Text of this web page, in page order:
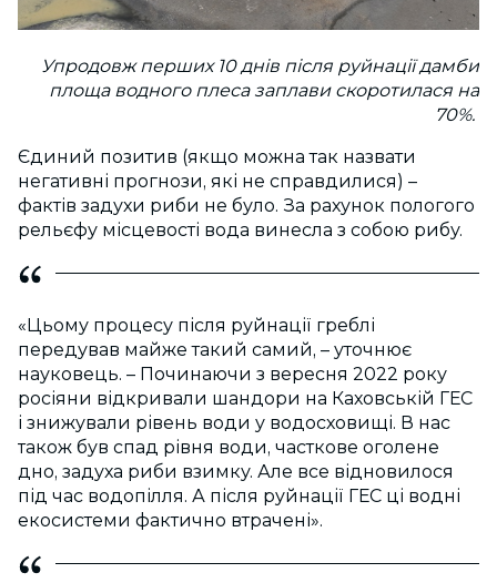
Упродовж перших 10 днів після руйнації дамби
площа водного плеса заплави скоротилася на
70%.
Єдиний позитив (якщо можна так назвати
негативні прогнози, які не справдилися) –
фактів задухи риби не було. За рахунок пологого
рельєфу місцевості вода винесла з собою рибу.
«Цьому процесу після руйнації греблі
передував майже такий самий, – уточнює
науковець. – Починаючи з вересня 2022 року
росіяни відкривали шандори на Каховській ГЕС
і знижували рівень води у водосховищі. В нас
також був спад рівня води, часткове оголене
дно, задуха риби взимку. Але все відновилося
під час водопілля. А після руйнації ГЕС ці водні
екосистеми фактично втрачені».